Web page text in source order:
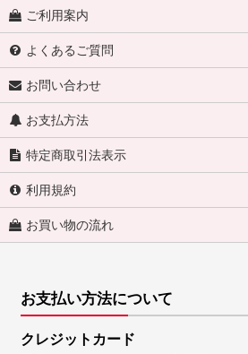
ご利用案内
よくあるご質問
お問い合わせ
お支払方法
特定商取引法表示
利用規約
お買い物の流れ
お支払い方法について
クレジットカード